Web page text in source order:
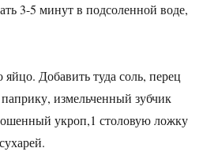
3-5 минут в подсоленной воде,
Добавить туда соль, перец
измельченный зубчик
укроп,1 столовую ложку